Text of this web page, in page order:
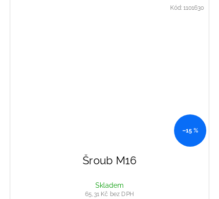
–15 %
Šroub M16
Skladem
65,31 Kč bez DPH
Kód: 1101630